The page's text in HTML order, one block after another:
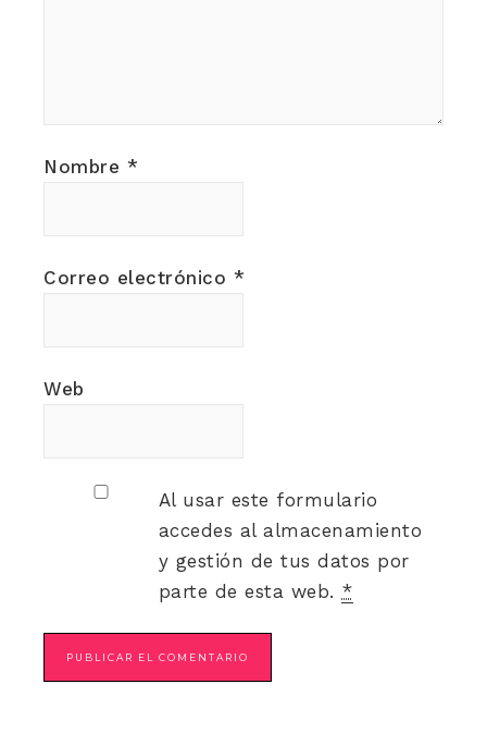
Nombre *
Correo electrónico *
Web
Al usar este formulario
accedes al almacenamiento
y gestión de tus datos por
parte de esta web. *